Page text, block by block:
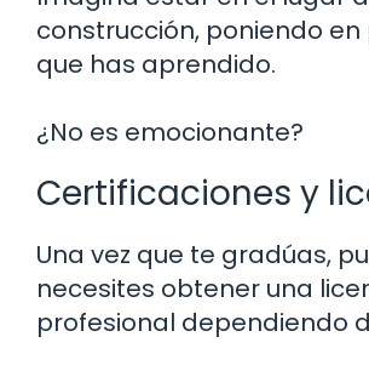
construcción, poniendo
que has aprendido.
¿No es emocionante?
Certificaciones y
Una vez que te gradúas,
necesites obtener una
profesional dependiendo